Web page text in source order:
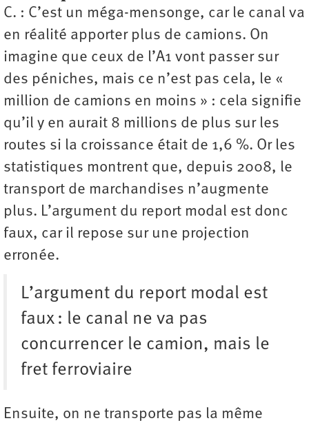
C. : C’est un méga-mensonge, car le canal va
en réalité apporter plus de camions. On
imagine que ceux de l’A1 vont passer sur
des péniches, mais ce n’est pas cela, le «
million de camions en moins » : cela signifie
qu’il y en aurait 8 millions de plus sur les
routes si la croissance était de 1,6 %. Or les
statistiques montrent que, depuis 2008, le
transport de marchandises n’augmente
plus. L’argument du report modal est donc
faux, car il repose sur une projection
erronée.
L’argument du report modal est
faux : le canal ne va pas
concurrencer le camion, mais le
fret ferroviaire
Ensuite, on ne transporte pas la même